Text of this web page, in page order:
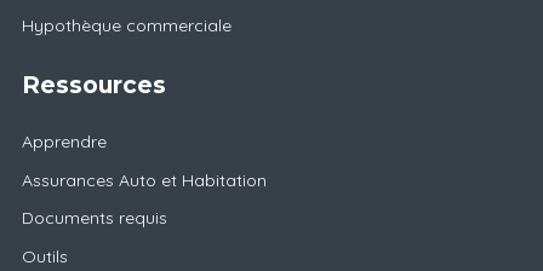
Hypothèque commerciale
Ressources
Apprendre
Assurances Auto et Habitation
Documents requis
Outils